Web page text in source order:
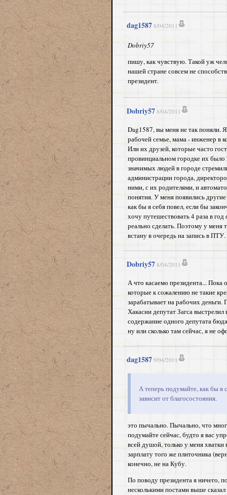
dag1587 8/04/2011
Dobriy57
пишу, как чувствую. Такой уж
нашей стране совсем не
президент.
Dobriy57 8/04/2011
Dag1587, вы меня не так поняли.
рабочей семье, мама - инженер в
Или их друзей, которые часто
провинциальном городке их было
значимых людей в городе
администрации города,
ними, с их родителями, и
понятия. У меня появились
как бы я себя повел, если бы
хочу путешествовать 4 раза в
реально сделать. Поэтому у
встану в очередь на запись в
Dobriy57 8/04/2011
А что касаемо президента... Пока
которые к сожалению не такие
зарабатывает на рабочих
Хакасии депутат Загса
содержание одного депутата
ну или сколько там сейчас, я не
dag1587 9/04/2011
А теперь подумайте, как бы я
зависит от благосостояния.
это пычально. Пычально, что
подумайте сейчас, будто я вас
всей душой, только у меня
зарплату того же плиточника
конечно, не на Кубу.
По поводу президента я ничего,
несколькими постами выше